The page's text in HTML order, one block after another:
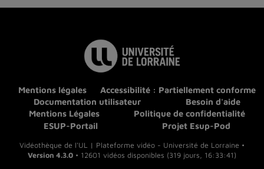
Mentions légales
Accessibilité : Partiellement conforme
Documentation utilisateur
Besoin d'aide
Mentions Légales
Politique de confidentialité
ESUP-Portail
Projet Esup-Pod
Vidéothèque de l'UL | Plateforme vidéo - Université de Lorraine •
Version 4.3.0 • 12601 vidéos disponibles (319 jours, 16:33:41)